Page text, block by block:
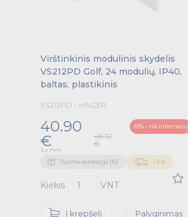
Virštinkinis modulinis skydelis
VS212PD Golf, 24 modulių, IP40,
baltas, plastikinis
VS212PD - HAGER
40.90
€
48.12
€
-15% – tik internetu
Su PVM
Turime sandėlyje (15) 3 d.d.
Kiekis VNT
Į krepšelį Palyginimas